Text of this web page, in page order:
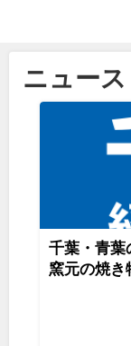
ニュー
千葉・青
窯元の焼き